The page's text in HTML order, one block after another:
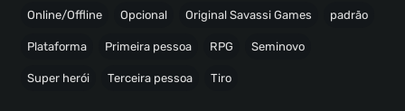
Online/Offline Opcional Original Savassi Games padrão
Plataforma Primeira pessoa RPG Seminovo
Super herói Terceira pessoa Tiro